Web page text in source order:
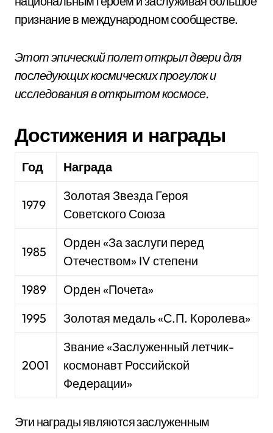
признание в международном сообществе.
Этот эпический полет открыл двери для
последующих космических прогулок и
исследования в открытом космосе.
Достижения и награды
Год Награда
1979
Золотая Звезда Героя
Советского Союза
1985
Орден «За заслуги перед
Отечеством» IV степени
1989
Орден «Почета»
1995
Золотая медаль «С.П. Королева»
2001
Звание «Заслуженный летчик-
космонавт Российской
Федерации»
Эти награды являются заслуженным